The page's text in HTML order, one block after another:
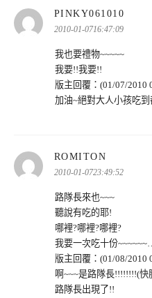
PINKY061010
2010-01-0716:47:09
我也要禮物~~~~~
我要!!我要!!
版主回覆：(01/07/2010
加油~絕對大人小孩吃
ROMITON
示:
2010-01-0723:49:52
路隊長來也~~~
聽說有吃的耶!
哪裡?哪裡?哪裡?
我要一次吃十份~~~~~~…
版主回覆：(01/08/2010
啊~~~是路隊長!!!!!!!!(快
路隊長出現了!!